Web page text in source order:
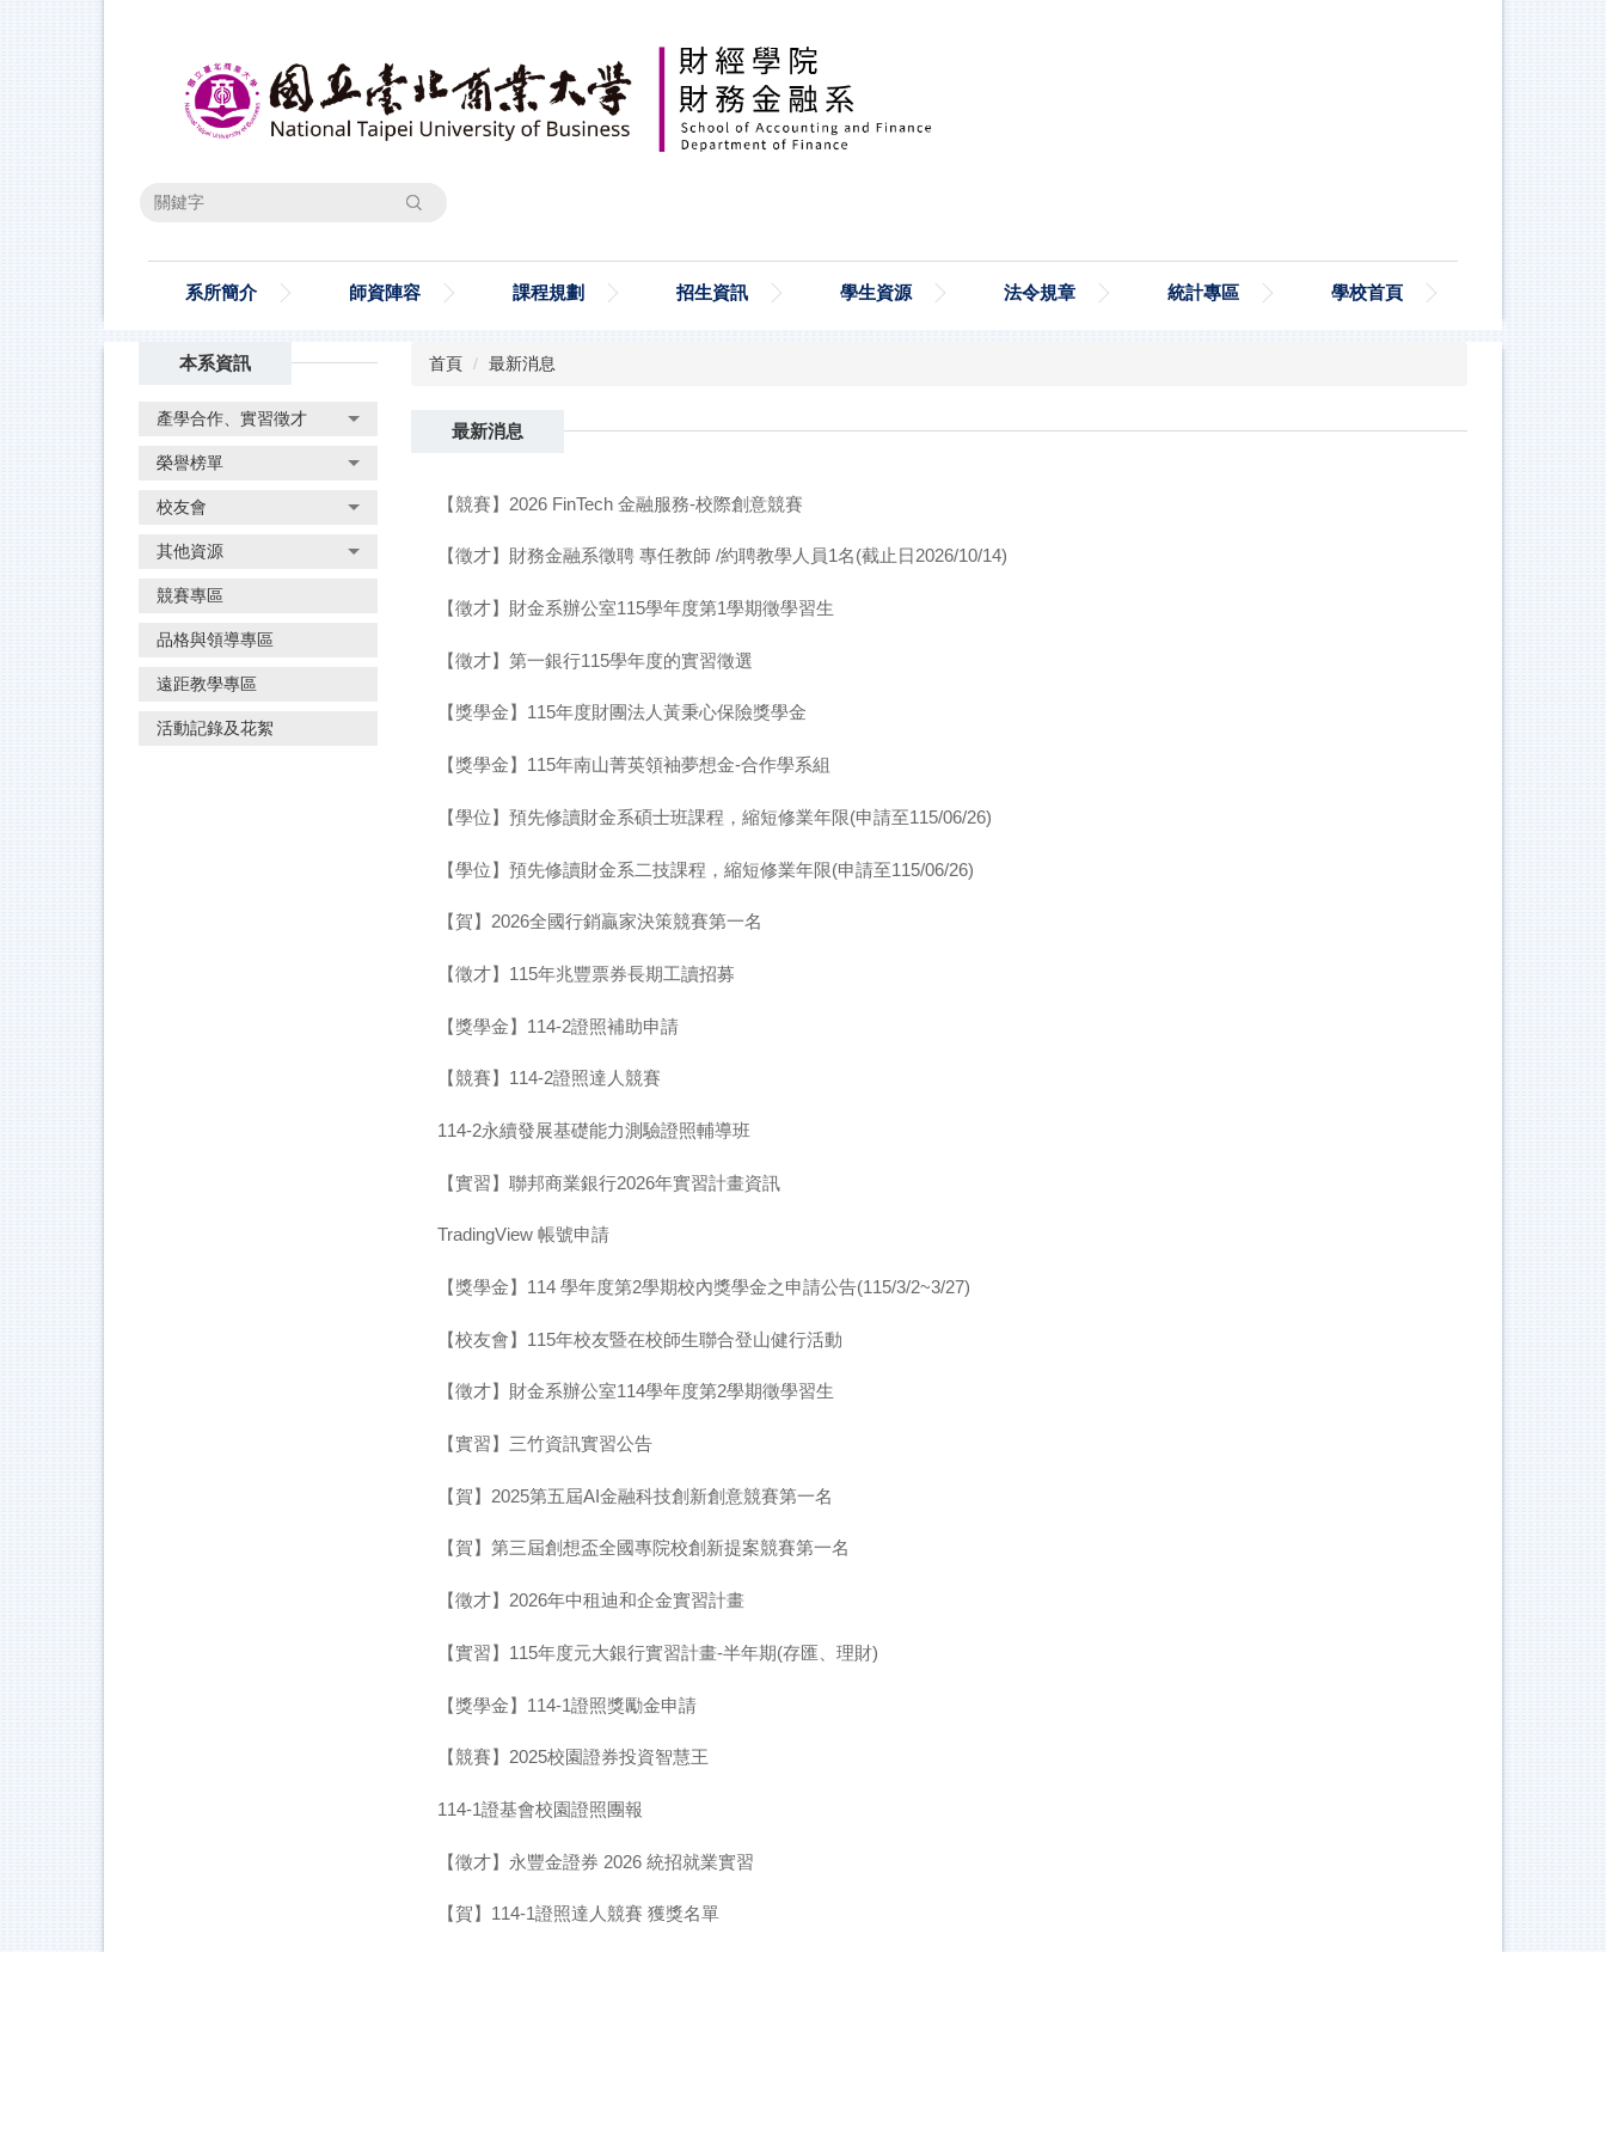
搜尋
系所簡介 師資陣容 課程規劃 招生資訊 學生資源 法令規章 統計專區 學校首頁
本系資訊
產學合作、實習徵才
榮譽榜單
校友會
其他資源
競賽專區
品格與領導專區
遠距教學專區
活動記錄及花絮
首頁 最新消息
最新消息
【競賽】2026 FinTech 金融服務-校際創意競賽
【徵才】財務金融系徵聘 專任教師 /約聘教學人員1名(截止日2026/10/14)
【徵才】財金系辦公室115學年度第1學期徵學習生
【徵才】第一銀行115學年度的實習徵選
【獎學金】115年度財團法人黃秉心保險獎學金
【獎學金】115年南山菁英領袖夢想金-合作學系組
【學位】預先修讀財金系碩士班課程，縮短修業年限(申請至115/06/26)
【學位】預先修讀財金系二技課程，縮短修業年限(申請至115/06/26)
【賀】2026全國行銷贏家決策競賽第一名
【徵才】115年兆豐票券長期工讀招募
【獎學金】114-2證照補助申請
【競賽】114-2證照達人競賽
114-2永續發展基礎能力測驗證照輔導班
【實習】聯邦商業銀行2026年實習計畫資訊
TradingView 帳號申請
【獎學金】114 學年度第2學期校內獎學金之申請公告(115/3/2~3/27)
【校友會】115年校友暨在校師生聯合登山健行活動
【徵才】財金系辦公室114學年度第2學期徵學習生
【實習】三竹資訊實習公告
【賀】2025第五屆AI金融科技創新創意競賽第一名
【賀】第三屆創想盃全國專院校創新提案競賽第一名
【徵才】2026年中租迪和企金實習計畫
【實習】115年度元大銀行實習計畫-半年期(存匯、理財)
【獎學金】114-1證照獎勵金申請
【競賽】2025校園證券投資智慧王
114-1證基會校園證照團報
【徵才】永豐金證券 2026 統招就業實習
【賀】114-1證照達人競賽 獲獎名單